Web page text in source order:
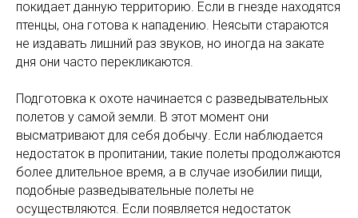
покидает данную территорию. Если в гнезде находятся
птенцы, она готова к нападению. Неясыти стараются
не издавать лишний раз звуков, но иногда на закате
дня они часто перекликаются.
Подготовка к охоте начинается с разведывательных
полетов у самой земли. В этот момент они
высматривают для себя добычу. Если наблюдается
недостаток в пропитании, такие полеты продолжаются
более длительное время, а в случае изобилии пищи,
подобные разведывательные полеты не
осуществляются. Если появляется недостаток